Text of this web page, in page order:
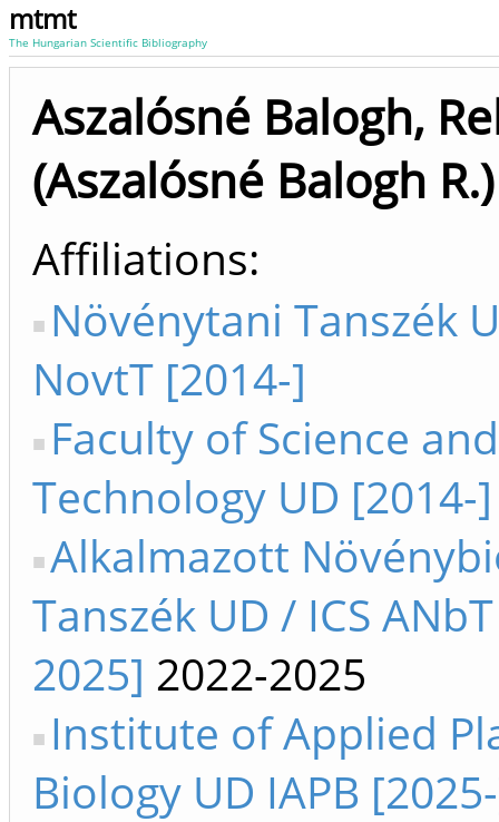
mtmt
The Hungarian Scientific Bibliography
Aszalósné Balogh,
(Aszalósné Balogh R.)
Affiliations
Növénytani Tanszék
NovtT [2014-]
Faculty of Science and
Technology UD [2014-]
Alkalmazott
Tanszék UD / ICS
2025] 2022-2025
Institute of Applied
Biology UD IAPB